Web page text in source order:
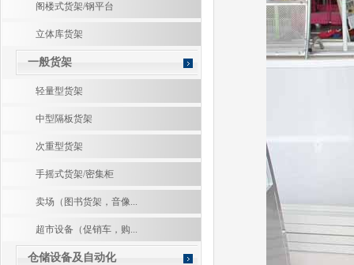
阁楼式货架/钢平台
立体库货架
一般货架
轻量型货架
中型隔板货架
次重型货架
手摇式货架/密集柜
卖场（图书货架，音像...
超市设备（促销车，购...
仓储设备及自动化